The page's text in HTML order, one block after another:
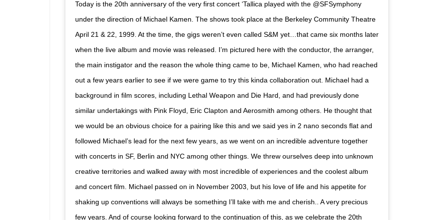
Today is the 20th anniversary of the very first concert ‘Tallica played with the @SFSymphony
under the direction of Michael Kamen. The shows took place at the Berkeley Community Theatre
April 21 & 22, 1999. At the time, the gigs weren’t even called S&M yet…that came six months later
when the live album and movie was released. I’m pictured here with the conductor, the arranger,
the main instigator and the reason the whole thing came to be, Michael Kamen, who had reached
out a few years earlier to see if we were game to try this kinda collaboration out. Michael had a
background in film scores, including Lethal Weapon and Die Hard, and had previously done
similar undertakings with Pink Floyd, Eric Clapton and Aerosmith among others. He thought that
we would be an obvious choice for a pairing like this and we said yes in 2 nano seconds flat and
followed Michael’s lead for the next few years, as we went on an incredible adventure together
with concerts in SF, Berlin and NYC among other things. We threw ourselves deep into unknown
creative territories and walked away with most incredible of experiences and the coolest album
and concert film. Michael passed on in November 2003, but his love of life and his appetite for
shaking up conventions will always be something I’ll take with me and cherish.. A very precious
few years. And of course looking forward to the continuation of this, as we celebrate the 20th